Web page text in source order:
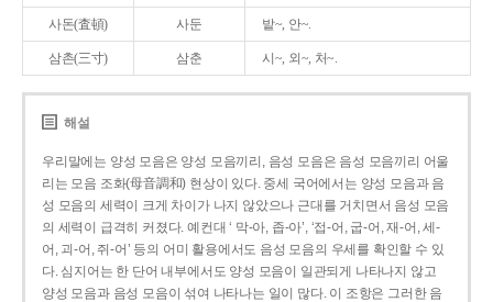
사돈(査頓) 사둔 밭~, 안~.
삼촌(三寸) 삼춘 시~, 외~, 처~.
해설
우리말에는 양성 모음은 양성 모음끼리, 음성 모음은 음성 모음끼리 어울
리는 모음 조화(母音調和) 현상이 있다. 중세 국어에서는 양성 모음과 음
성 모음의 세력이 크게 차이가 나지 않았으나 근대를 거치면서 음성 모음
의 세력이 급격히 커졌다. 예컨대 ‘ 막-아, 좁-아’, ‘접-어, 굽-어, 재-어, 세-
어, 괴-어, 쥐-어’ 등의 어미 활용에서도 음성 모음의 우세를 확인할 수 있
다. 심지어는 한 단어 내부에서도 양성 모음이 일관되게 나타나지 않고
양성 모음과 음성 모음이 섞여 나타나는 일이 많다. 이 조항은 그러한 음